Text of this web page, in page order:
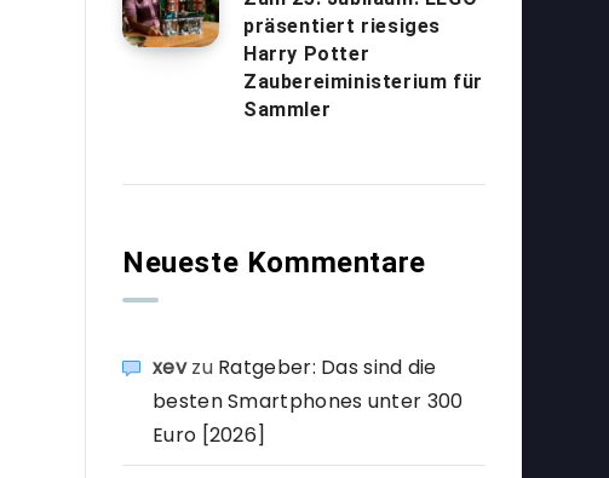
präsentiert riesiges
Harry Potter
Zaubereiministerium für
Sammler
Neueste Kommentare
xevzu Ratgeber: Das sind die
besten Smartphones unter 300
Euro [2026]